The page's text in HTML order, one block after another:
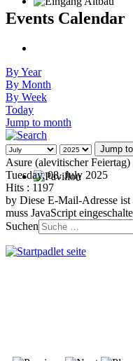
Events Calendar
By Year
By Month
By Week
Today
Jump to month
Jump
Asure (alevitischer Feiertag)
Tuesday, 08. July 2025
Hits : 1197
by Diese E-Mail-Adresse
muss JavaScript
Suchen